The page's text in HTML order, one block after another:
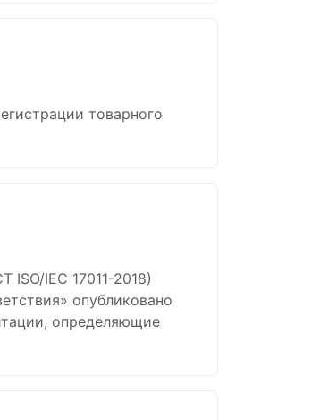
товарного
ISO/IEC 17011-2018)
опубликовано
определяющие